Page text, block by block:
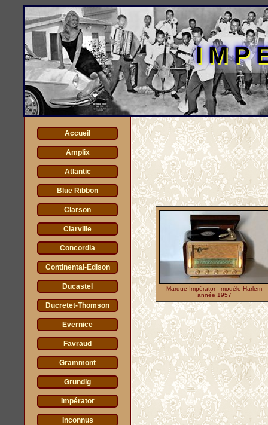
Accueil
Amplix
Atlantic
Blue Ribbon
Clarson
Clarville
Concordia
Continental-Edison
Ducastel
Ducretet-Thomson
Evernice
Favraud
Grammont
Grundig
Impérator
Inconnus
Marque Impérator - modèle Harlem
année 1957